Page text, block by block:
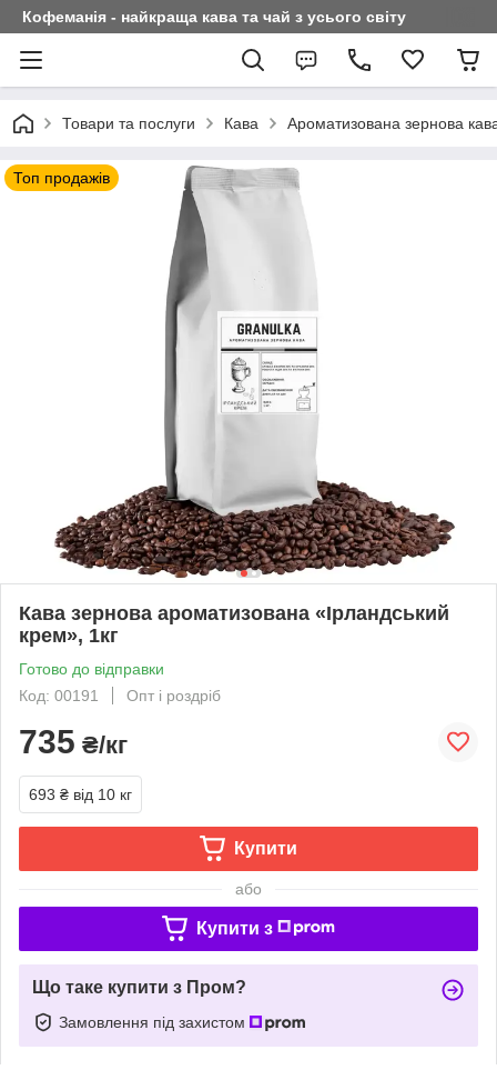
Кофеманія - найкраща кава та чай з усього світу
Товари та послуги Кава Ароматизована зернова
Топ продажів
Кава зернова ароматизована «Ірландський
крем», 1кг
Готово до відправки
Код: 00191
Опт і роздріб
735 ₴/кг
693 ₴ від 10 кг
Купити
або
Купити з
Що таке купити з Пром?
Замовлення під захистом